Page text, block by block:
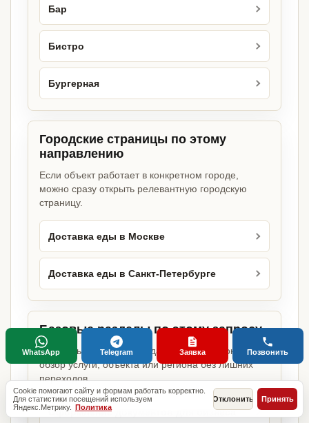
Бар
Бистро
Бургерная
Городские страницы по этому
направлению
Если объект работает в конкретном городе,
можно сразу открыть релевантную городскую
страницу.
Доставка еды в Москве
Доставка еды в Санкт-Петербурге
Базовые разделы по этому запросу
Родительские страницы дают более широкий
обзор услуги, объекта или региона без лишних
переходов.
Оформление документов для бизнеса
Cookie помогают сайту и формам работать корректно.
Для статистики посещений используем
Яндекс.Метрику. Политика
Отклонить Принять
WhatsApp Telegram Заявка Позвонить